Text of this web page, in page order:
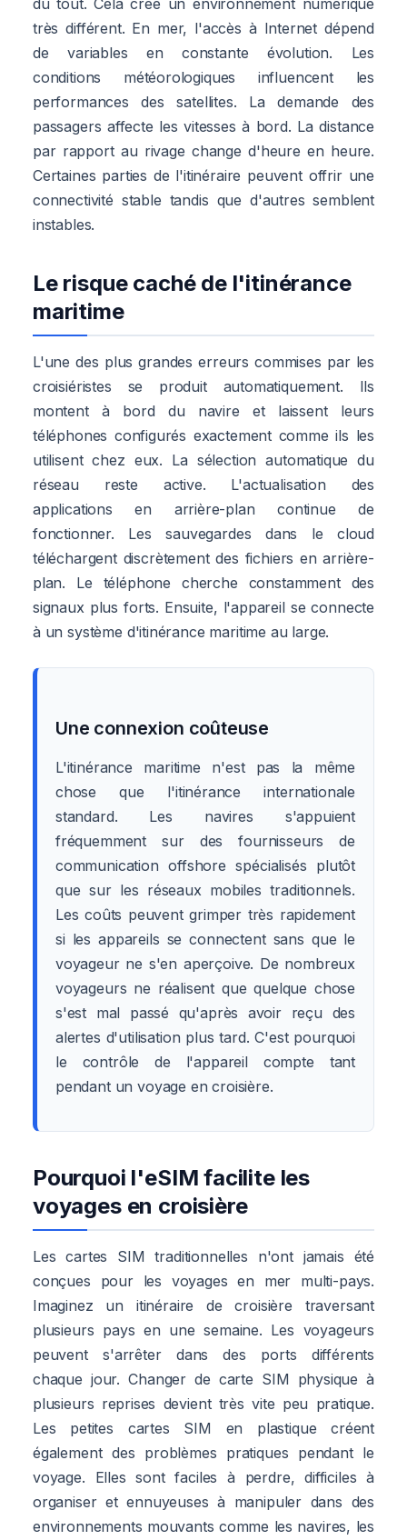
très différent. En mer, l'accès à Internet dépend
de variables en constante évolution. Les
conditions météorologiques influencent les
performances des satellites. La demande des
passagers affecte les vitesses à bord. La distance
par rapport au rivage change d'heure en heure.
Certaines parties de l'itinéraire peuvent offrir une
connectivité stable tandis que d'autres semblent
instables.
Le risque caché de l'itinérance
maritime
L'une des plus grandes erreurs commises par les
croisiéristes se produit automatiquement. Ils
montent à bord du navire et laissent leurs
téléphones configurés exactement comme ils les
utilisent chez eux. La sélection automatique du
réseau reste active. L'actualisation des
applications en arrière-plan continue de
fonctionner. Les sauvegardes dans le cloud
téléchargent discrètement des fichiers en arrière-
plan. Le téléphone cherche constamment des
signaux plus forts. Ensuite, l'appareil se connecte
à un système d'itinérance maritime au large.
Une connexion coûteuse
L'itinérance maritime n'est pas la même
chose que l'itinérance internationale
standard. Les navires s'appuient
fréquemment sur des fournisseurs de
communication offshore spécialisés plutôt
que sur les réseaux mobiles traditionnels.
Les coûts peuvent grimper très rapidement
si les appareils se connectent sans que le
voyageur ne s'en aperçoive. De nombreux
voyageurs ne réalisent que quelque chose
s'est mal passé qu'après avoir reçu des
alertes d'utilisation plus tard. C'est pourquoi
le contrôle de l'appareil compte tant
pendant un voyage en croisière.
Pourquoi l'eSIM facilite les
voyages en croisière
Les cartes SIM traditionnelles n'ont jamais été
conçues pour les voyages en mer multi-pays.
Imaginez un itinéraire de croisière traversant
plusieurs pays en une semaine. Les voyageurs
peuvent s'arrêter dans des ports différents
chaque jour. Changer de carte SIM physique à
plusieurs reprises devient très vite peu pratique.
Les petites cartes SIM en plastique créent
également des problèmes pratiques pendant le
voyage. Elles sont faciles à perdre, difficiles à
organiser et ennuyeuses à manipuler dans des
environnements mouvants comme les navires, les